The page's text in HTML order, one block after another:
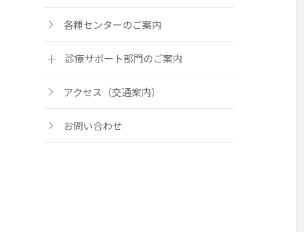
各種センターのご案内
診療サポート部門のご案内
アクセス（交通案内）
お問い合わせ